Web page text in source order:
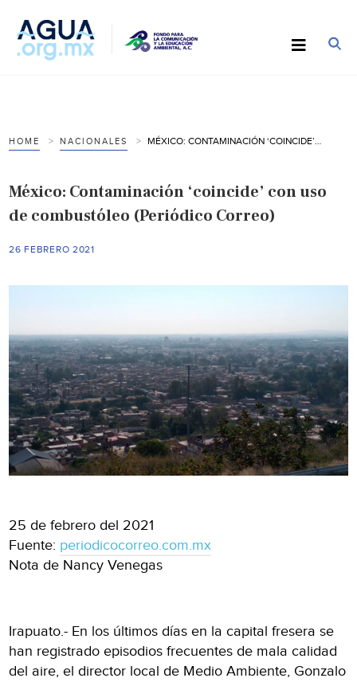
HOME NACIONALES
México: Contaminación ‘coincide’ con uso
de combustóleo (Periódico Correo)
26 FEBRERO 2021
25 de febrero del 2021
Fuente: periodicocorreo.com.mx
Nota de Nancy Venegas
Irapuato.- En los últimos días en la capital fresera se
han registrado episodios frecuentes de mala calidad
del aire, el director local de Medio Ambiente, Gonzalo